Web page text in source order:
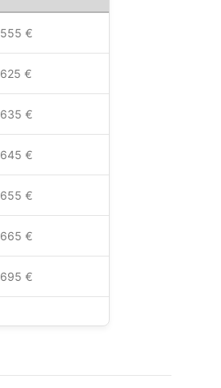
555 €
625 €
635 €
645 €
655 €
665 €
695 €